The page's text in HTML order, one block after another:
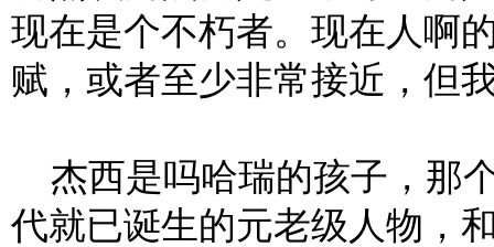
现在是个不朽者。现在人啊
赋，或者至少非常接近，但
杰西是吗哈瑞的孩子，那
代就已诞生的元老级人物，